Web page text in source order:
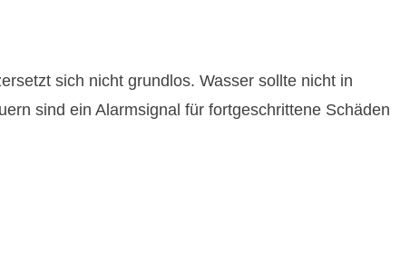
sich nicht grundlos. Wasser sollte nicht in
sind ein Alarmsignal für fortgeschrittene Schäden